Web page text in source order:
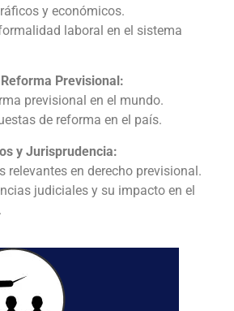
y económicos.
laboral en el sistema
Previsional:
previsional en el mundo.
de reforma en el país.
y Jurisprudencia:
relevantes en derecho previsional.
judiciales y su impacto en el